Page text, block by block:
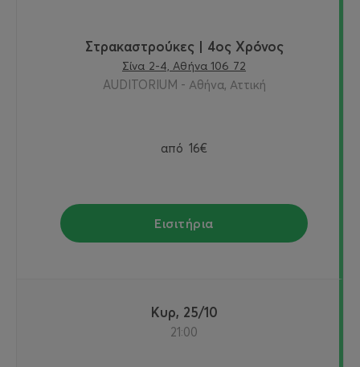
Στρακαστρούκες | 4ος Χρόνος
Σίνα 2-4, Αθήνα 106 72
AUDITORIUM - Αθήνα, Αττική
από 16€
Εισιτήρια
Κυρ, 25/10
21:00